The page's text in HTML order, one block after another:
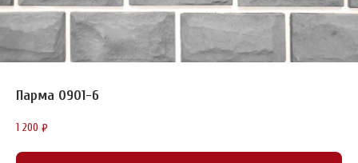
Парма 0901-6
1 200 ₽